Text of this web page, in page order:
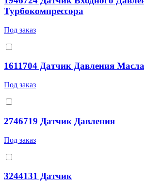
Турбокомпрессора
Под заказ
1611704 Датчик Давления Масла
Под заказ
2746719 Датчик Давления
Под заказ
3244131 Датчик